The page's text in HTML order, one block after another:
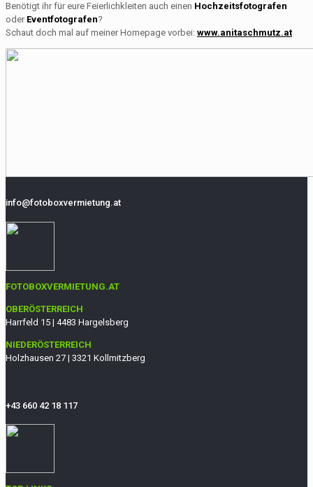
Benötigt ihr für eure Feierlichkleiten auch einen Hochzeitsfotografen
oder Eventfotografen?
Schaut doch mal auf meiner Homepage vorbei: www.anitaschmutz.at
info@fotoboxvermietung.at
FOTOBOXVERMIETUNG.AT
OBERÖSTERREICH
Harrfeld 15 | 4483 Hargelsberg
NIEDERÖSTERREICH
Holzhausen 27 | 3321 Kollmitzberg
+43 660 42 18 117